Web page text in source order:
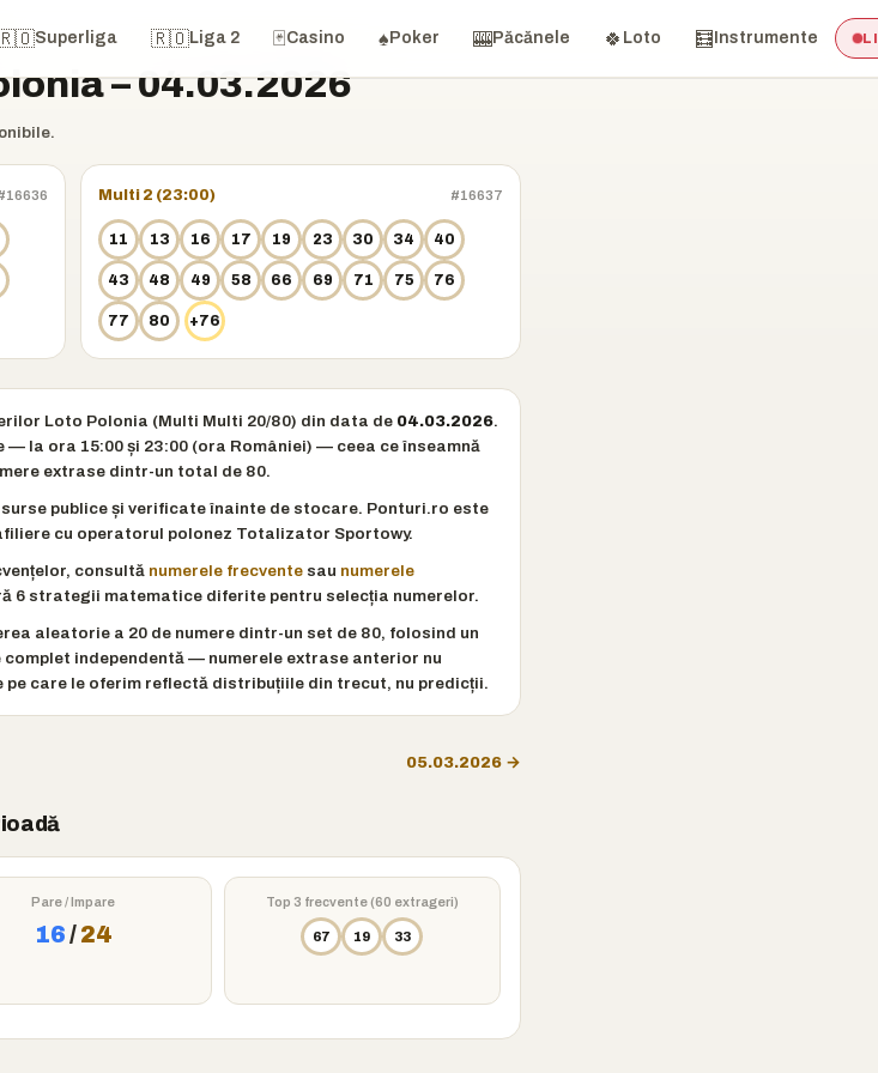
Superliga 🇷🇴Liga 2 🃏 Casino ♠️ Poker 🎰 Păcănele 🍀 Loto 🧮 Instrumente
– 04.03.2026
Multi 2 (23:00) #16637
11 13 16 17 19 23 30 34 40
43 48 49 58 66 69 71 75 76
77 80 +76
Loto Polonia (Multi Multi 20/80) din data de 04.03.2026.
la ora 15:00 și 23:00 (ora României) — ceea ce înseamnă
extrase dintr-un total de 80.
publice și verificate înainte de stocare. Ponturi.ro este
cu operatorul polonez Totalizator Sportowy.
consultă numerele frecvente sau numerele
6 strategii matematice diferite pentru selecția numerelor.
aleatorie a 20 de numere dintr-un set de 80, folosind un
independentă — numerele extrase anterior nu
care le oferim reflectă distribuțiile din trecut, nu predicții.
05.03.2026 →
Pare / Impare
16/24
Top 3 frecvente (60 extrageri)
67 19 33